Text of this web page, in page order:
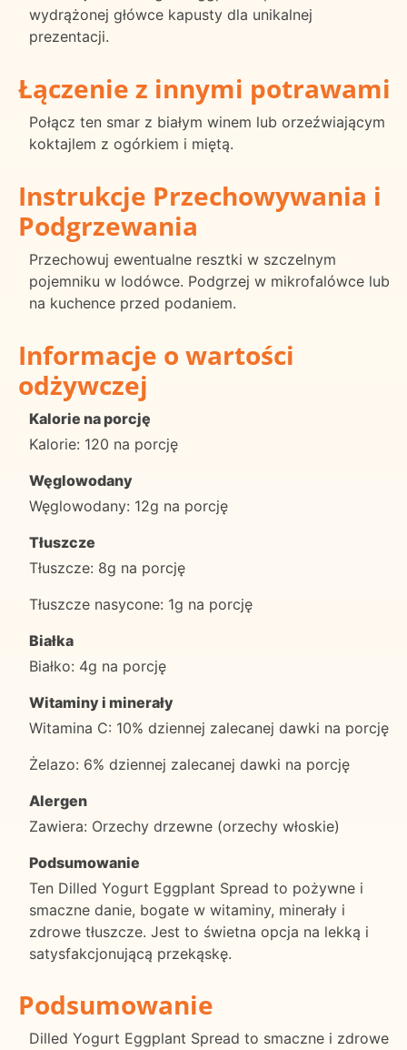
wydrążonej główce kapusty dla unikalnej
prezentacji.
Łączenie z innymi potrawami
Połącz ten smar z białym winem lub orzeźwiającym
koktajlem z ogórkiem i miętą.
Instrukcje Przechowywania i
Podgrzewania
Przechowuj ewentualne resztki w szczelnym
pojemniku w lodówce. Podgrzej w mikrofalówce lub
na kuchence przed podaniem.
Informacje o wartości
odżywczej
Kalorie na porcję
Kalorie: 120 na porcję
Węglowodany
Węglowodany: 12g na porcję
Tłuszcze
Tłuszcze: 8g na porcję
Tłuszcze nasycone: 1g na porcję
Białka
Białko: 4g na porcję
Witaminy i minerały
Witamina C: 10% dziennej zalecanej dawki na porcję
Żelazo: 6% dziennej zalecanej dawki na porcję
Alergen
Zawiera: Orzechy drzewne (orzechy włoskie)
Podsumowanie
Ten Dilled Yogurt Eggplant Spread to pożywne i
smaczne danie, bogate w witaminy, minerały i
zdrowe tłuszcze. Jest to świetna opcja na lekką i
satysfakcjonującą przekąskę.
Podsumowanie
Dilled Yogurt Eggplant Spread to smaczne i zdrowe